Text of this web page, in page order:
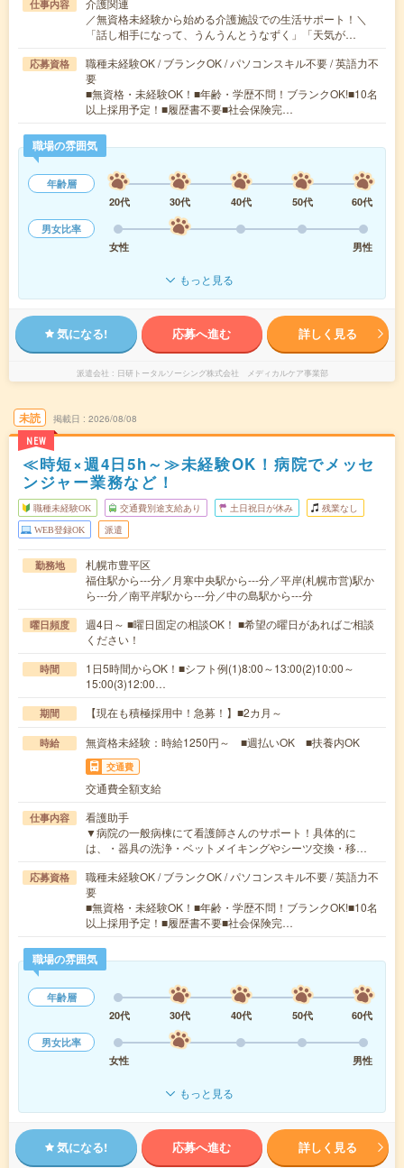
仕事内容
介護関連
／無資格未経験から始める介護施設での生活サポート！＼
「話し相手になって、うんうんとうなずく」「天気が…
応募資格
職種未経験OK / ブランクOK / パソコンスキル不要 / 英語力不
要
■無資格・未経験OK！■年齢・学歴不問！ブランクOK!■10名
以上採用予定！■履歴書不要■社会保険完…
職場の雰囲気
年齢層
20代
30代 40代 50代
60代
男女比率
女性
男性
もっと見る
気になる! 応募へ進む 詳しく見る
派遣会社 日研トータルソーシング株式会社 メディカルケア事業部
未読
NEW
掲載日 2026/08/08
≪時短×週4日5h～≫未経験OK！病院でメッセ
ンジャー業務など！
職種未経験OK 交通費別途支給あり 土日祝日が休み 残業なし
WEB登録OK 派遣
勤務地
札幌市豊平区
福住駅から---分／月寒中央駅から---分／平岸(札幌市営)駅か
ら---分／南平岸駅から---分／中の島駅から---分
曜日頻度
週4日～ ■曜日固定の相談OK！ ■希望の曜日があればご相談
ください！
時間
1日5時間からOK！■シフト例(1)8:00～13:00(2)10:00～
15:00(3)12:00…
期間 【現在も積極採用中！急募！】■2カ月～
時給 無資格未経験：時給1250円～ ■週払いOK ■扶養内OK
交通費
交通費全額支給
仕事内容
看護助手
▼病院の一般病棟にて看護師さんのサポート！具体的に
は、・器具の洗浄・ベットメイキングやシーツ交換・移…
応募資格
職種未経験OK / ブランクOK / パソコンスキル不要 / 英語力不
要
■無資格・未経験OK！■年齢・学歴不問！ブランクOK!■10名
以上採用予定！■履歴書不要■社会保険完…
職場の雰囲気
年齢層
20代
30代 40代 50代
60代
男女比率
女性
男性
もっと見る
気になる! 応募へ進む 詳しく見る